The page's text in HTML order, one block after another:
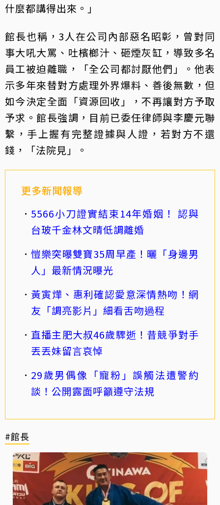
什麼都講得出來。」
館長也稱，3人在公司內部惡名昭彰，曾對同
事大吼大罵、吐檳榔汁、砸煙灰缸，導致多名
員工被迫離職，「全公司都討厭他們」。他表
示多年來替對方處理外界爆料、善後無數，但
如今決定全面「資源回收」，不再讓對方予取
予求。館長強調，目前已委任律師與李慶元聯
繫，手上握有完整證據與人證，若對方不還
錢，「法院見」。
更多新聞報導
5566小刀證實結束14年婚姻！ 認與
台玻千金林文晴低調離婚
愷樂突曝雙寶35周早產！曬「身邊男
人」最新情況曝光
黃寅燁、惠利確認愛意深情熱吻！網
友「調亮影片」細看舌吻過程
直播主肥大叔46歲驟逝！昔競爭對手
丟丟妹留言哀悼
29歲男偶像「寵粉」誤觸法遭警約
談！公開露面呼籲遵守法規
#館長